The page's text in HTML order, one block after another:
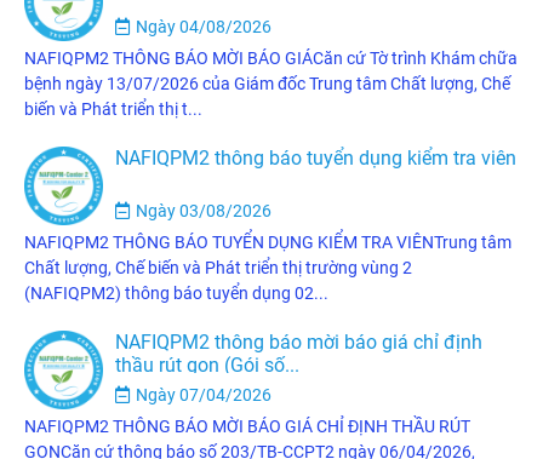
Ngày 04/08/2026
NAFIQPM2 THÔNG BÁO MỜI BÁO GIÁCăn cứ Tờ trình Khám chữa
bệnh ngày 13/07/2026 của Giám đốc Trung tâm Chất lượng, Chế
biến và Phát triển thị t...
NAFIQPM2 thông báo tuyển dụng kiểm tra viên
Ngày 03/08/2026
NAFIQPM2 THÔNG BÁO TUYỂN DỤNG KIỂM TRA VIÊNTrung tâm
Chất lượng, Chế biến và Phát triển thị trường vùng 2
(NAFIQPM2) thông báo tuyển dụng 02...
NAFIQPM2 thông báo mời báo giá chỉ định
thầu rút gọn (Gói số...
Ngày 07/04/2026
NAFIQPM2 THÔNG BÁO MỜI BÁO GIÁ CHỈ ĐỊNH THẦU RÚT
GỌNCăn cứ thông báo số 203/TB-CCPT2 ngày 06/04/2026,